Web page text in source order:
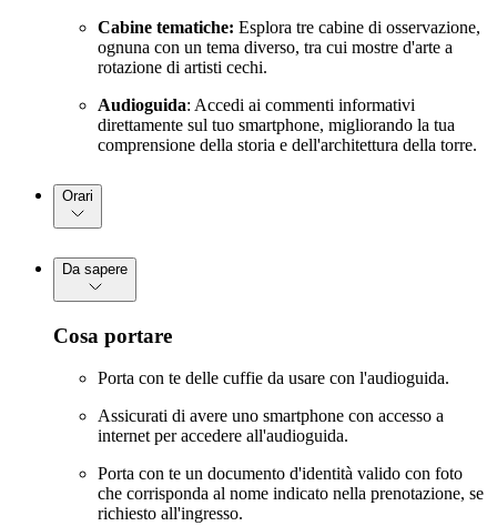
Cabine tematiche: Esplora tre cabine di osservazione,
ognuna con un tema diverso, tra cui mostre d'arte a
rotazione di artisti cechi.
Audioguida: Accedi ai commenti informativi
direttamente sul tuo smartphone, migliorando la tua
comprensione della storia e dell'architettura della torre.
Orari
Da sapere
Cosa portare
Porta con te delle cuffie da usare con l'audioguida.
Assicurati di avere uno smartphone con accesso a
internet per accedere all'audioguida.
Porta con te un documento d'identità valido con foto
che corrisponda al nome indicato nella prenotazione, se
richiesto all'ingresso.